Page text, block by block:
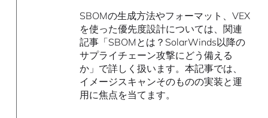
SBOMの生成方法やフォーマット、VEX
を使った優先度設計については、関連
記事「SBOMとは？SolarWinds以降の
サプライチェーン攻撃にどう備える
か」で詳しく扱います。本記事では、
イメージスキャンそのものの実装と運
用に焦点を当てます。